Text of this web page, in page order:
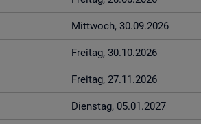
Mitt­woch, 30.09.2026
Frei­tag, 30.10.2026
Frei­tag, 27.11.2026
Diens­tag, 05.01.2027